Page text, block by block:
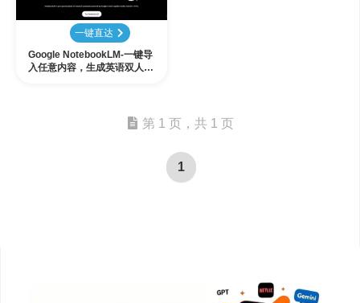
一键直达
Google NotebookLM-一键导
入任意内容，生成英语双人播
第 1 页，共 1 页
1